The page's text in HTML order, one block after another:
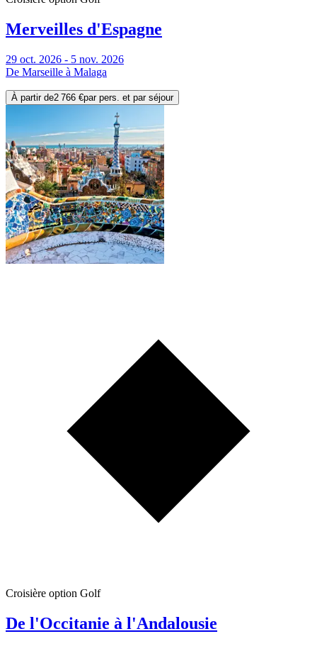
Merveilles d'Espagne
29 oct. 2026 - 5 nov. 2026
De Marseille à Malaga
À partir de2 766 €par pers. et par séjour
Croisière option Golf
De l'Occitanie à l'Andalousie